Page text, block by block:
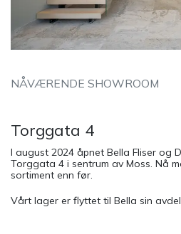
NÅVÆRENDE SHOWROOM
Torggata 4
I august 2024 åpnet Bella Fliser og
Torggata 4 i sentrum av Moss. Nå
sortiment enn før.
Vårt lager er flyttet til Bella sin